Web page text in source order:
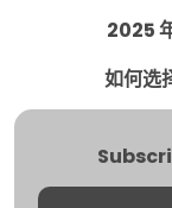
2025
如何选